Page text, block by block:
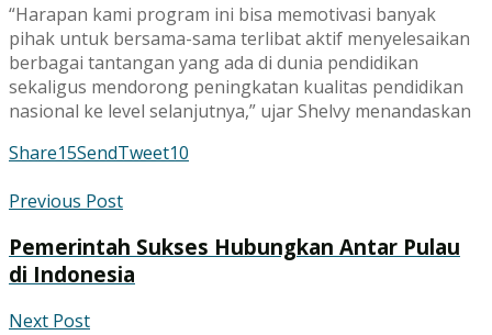
“Harapan kami program ini bisa memotivasi banyak
pihak untuk bersama-sama terlibat aktif menyelesaikan
berbagai tantangan yang ada di dunia pendidikan
sekaligus mendorong peningkatan kualitas pendidikan
nasional ke level selanjutnya,” ujar Shelvy menandaskan
Share15SendTweet10
Previous Post
Pemerintah Sukses Hubungkan Antar Pulau
di Indonesia
Next Post